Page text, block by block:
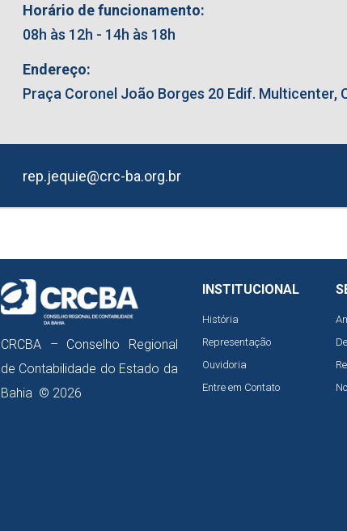
Horário de funcionamento:
08h às 12h - 14h às 18h
Endereço:
Praça Coronel João Borges 20 Edif. Multicenter,
rep.jequie@crc-ba.org.br
CRCBA – Conselho Regional
de Contabilidade do Estado da
Bahia © 2026
INSTITUCIONAL
História
Representação
Ouvidoria
Entre em Contato